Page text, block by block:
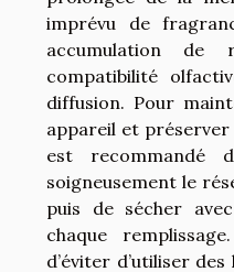
imprévu de
accumulation
compatibilité
diffusion. Pour
appareil et
est
soigneusement le
puis de sécher
chaque
d’éviter d’utiliser